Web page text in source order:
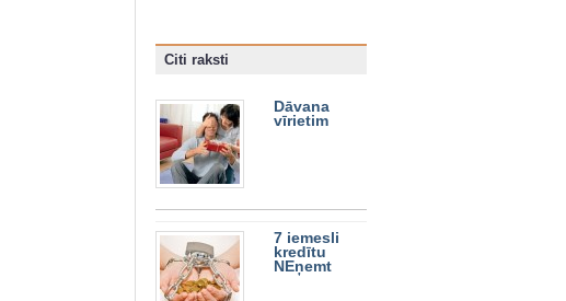
Citi raksti
Dāvana
vīrietim
7 iemesli
kredītu
NEņemt